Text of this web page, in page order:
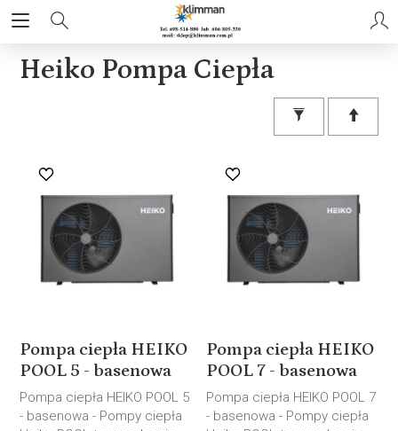
Heiko Pompa Ciepła
Pompa ciepła HEIKO
POOL 5 - basenowa
Pompa ciepła HEIKO POOL 5
- basenowa - Pompy ciepła
Pompa ciepła HEIKO
POOL 7 - basenowa
Pompa ciepła HEIKO POOL 7
- basenowa - Pompy ciepła